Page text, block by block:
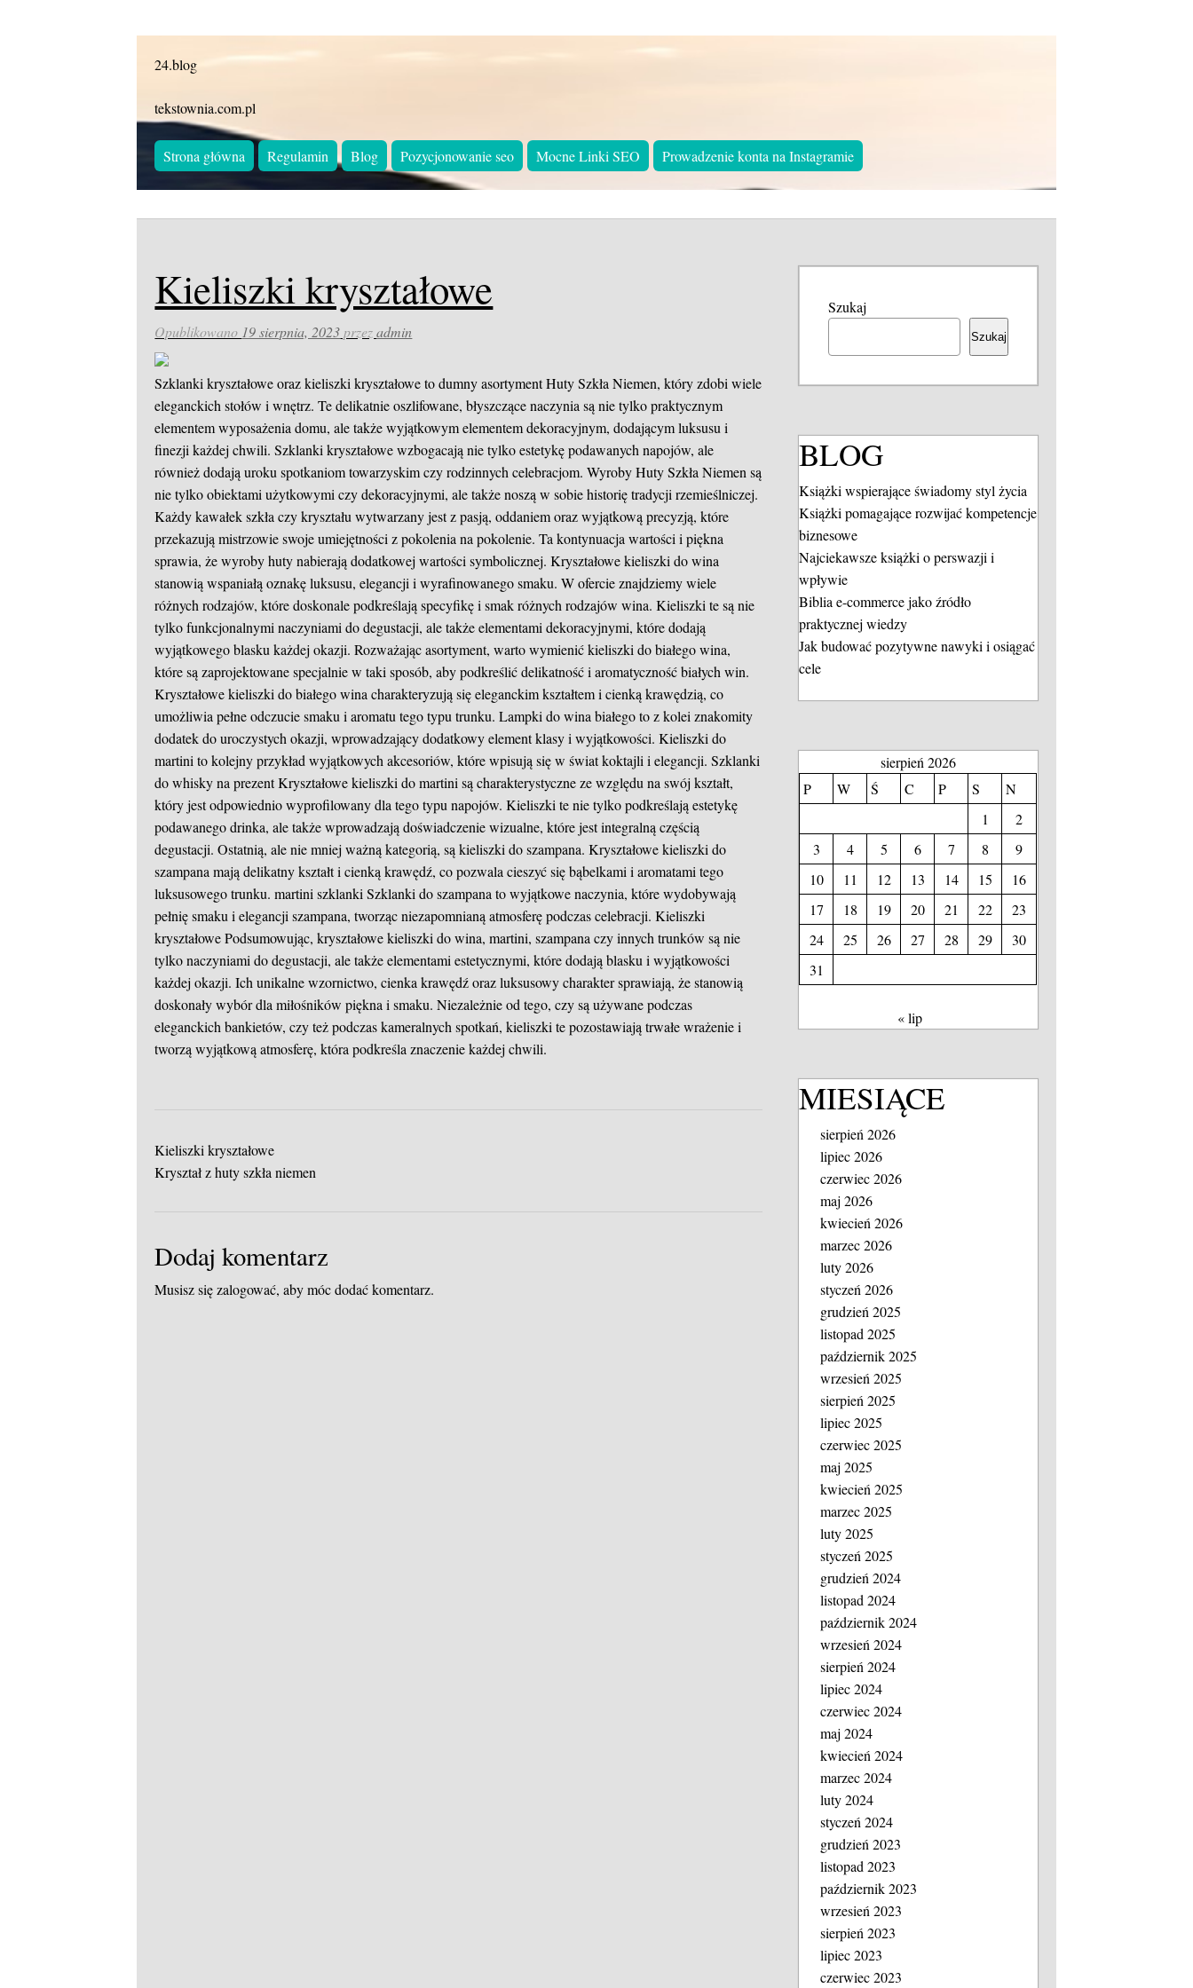
24.blog
tekstownia.com.pl
Strona główna Regulamin Blog Pozycjonowanie seo Mocne Linki SEO Prowadzenie konta na Instagramie
Kieliszki kryształowe
Opublikowano 19 sierpnia, 2023 przezadmin
Szklanki kryształowe oraz kieliszki kryształowe to dumny asortyment Huty Szkła Niemen, który zdobi wiele
eleganckich stołów i wnętrz. Te delikatnie oszlifowane, błyszczące naczynia są nie tylko praktycznym
elementem wyposażenia domu, ale także wyjątkowym elementem dekoracyjnym, dodającym luksusu i
finezji każdej chwili. Szklanki kryształowe wzbogacają nie tylko estetykę podawanych napojów, ale
również dodają uroku spotkaniom towarzyskim czy rodzinnych celebracjom. Wyroby Huty Szkła Niemen są
nie tylko obiektami użytkowymi czy dekoracyjnymi, ale także noszą w sobie historię tradycji rzemieślniczej.
Każdy kawałek szkła czy kryształu wytwarzany jest z pasją, oddaniem oraz wyjątkową precyzją, które
przekazują mistrzowie swoje umiejętności z pokolenia na pokolenie. Ta kontynuacja wartości i piękna
sprawia, że wyroby huty nabierają dodatkowej wartości symbolicznej. Kryształowe kieliszki do wina
stanowią wspaniałą oznakę luksusu, elegancji i wyrafinowanego smaku. W ofercie znajdziemy wiele
różnych rodzajów, które doskonale podkreślają specyfikę i smak różnych rodzajów wina. Kieliszki te są nie
tylko funkcjonalnymi naczyniami do degustacji, ale także elementami dekoracyjnymi, które dodają
wyjątkowego blasku każdej okazji. Rozważając asortyment, warto wymienić kieliszki do białego wina,
które są zaprojektowane specjalnie w taki sposób, aby podkreślić delikatność i aromatyczność białych win.
Kryształowe kieliszki do białego wina charakteryzują się eleganckim kształtem i cienką krawędzią, co
umożliwia pełne odczucie smaku i aromatu tego typu trunku. Lampki do wina białego to z kolei znakomity
dodatek do uroczystych okazji, wprowadzający dodatkowy element klasy i wyjątkowości. Kieliszki do
martini to kolejny przykład wyjątkowych akcesoriów, które wpisują się w świat koktajli i elegancji.Szklanki
do whisky na prezentKryształowe kieliszki do martini są charakterystyczne ze względu na swój kształt,
który jest odpowiednio wyprofilowany dla tego typu napojów. Kieliszki te nie tylko podkreślają estetykę
podawanego drinka, ale także wprowadzają doświadczenie wizualne, które jest integralną częścią
degustacji. Ostatnią, ale nie mniej ważną kategorią, są kieliszki do szampana. Kryształowe kieliszki do
szampana mają delikatny kształt i cienką krawędź, co pozwala cieszyć się bąbelkami i aromatami tego
luksusowego trunku.martini szklanki Szklanki do szampana to wyjątkowe naczynia, które wydobywają
pełnię smaku i elegancji szampana, tworząc niezapomnianą atmosferę podczas celebracji.Kieliszki
kryształowePodsumowując, kryształowe kieliszki do wina, martini, szampana czy innych trunków są nie
tylko naczyniami do degustacji, ale także elementami estetycznymi, które dodają blasku i wyjątkowości
każdej okazji. Ich unikalne wzornictwo, cienka krawędź oraz luksusowy charakter sprawiają, że stanowią
doskonały wybór dla miłośników piękna i smaku. Niezależnie od tego, czy są używane podczas
eleganckich bankietów, czy też podczas kameralnych spotkań, kieliszki te pozostawiają trwałe wrażenie i
tworzą wyjątkową atmosferę, która podkreśla znaczenie każdej chwili.
Kieliszki kryształowe
Kryształ z huty szkła niemen
Dodaj komentarz
Musisz sięzalogować, aby móc dodać komentarz.
Szukaj
Szukaj
BLOG
Książki wspierające świadomy styl życia
Książki pomagające rozwijać kompetencje
biznesowe
Najciekawsze książki o perswazji i
wpływie
Biblia e-commerce jako źródło
praktycznej wiedzy
Jak budować pozytywne nawyki i osiągać
cele
sierpień 2026
P
W Ś C P S
N
1
2
3
4 5 6 7 8
9
10
11 12 13 14 15
16
17
18 19 20 21 22
23
24
25 26 27 28 29
30
31
« lip
MIESIĄCE
sierpień 2026
lipiec 2026
czerwiec 2026
maj 2026
kwiecień 2026
marzec 2026
luty 2026
styczeń 2026
grudzień 2025
listopad 2025
październik 2025
wrzesień 2025
sierpień 2025
lipiec 2025
czerwiec 2025
maj 2025
kwiecień 2025
marzec 2025
luty 2025
styczeń 2025
grudzień 2024
listopad 2024
październik 2024
wrzesień 2024
sierpień 2024
lipiec 2024
czerwiec 2024
maj 2024
kwiecień 2024
marzec 2024
luty 2024
styczeń 2024
grudzień 2023
listopad 2023
październik 2023
wrzesień 2023
sierpień 2023
lipiec 2023
czerwiec 2023